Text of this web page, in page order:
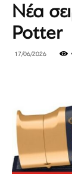
Νέα
Potter
17/06/2026